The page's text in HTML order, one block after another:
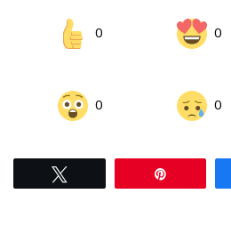
0 0
0 0